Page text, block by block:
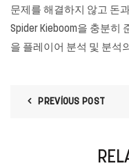
문제를 해결하지 않고 돈
Spider Kieboom을 충분히
을 플레이어 분석 및 분석
PREVIOUS POST